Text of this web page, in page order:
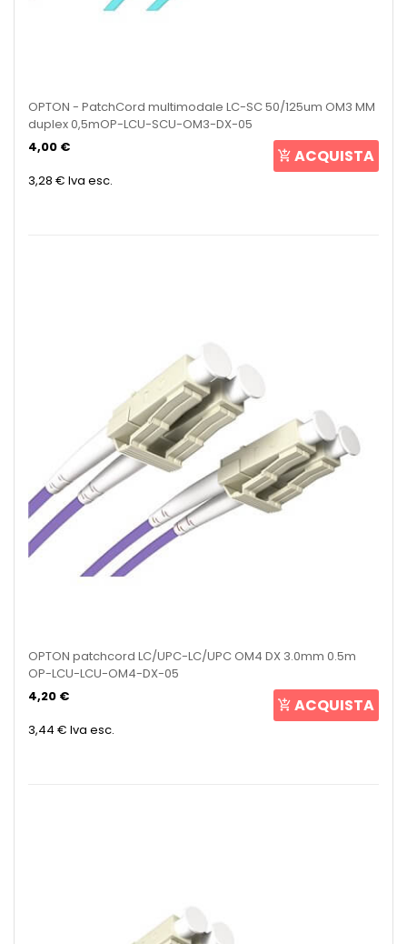
OPTON - PatchCord multimodale LC-SC 50/125um OM3 MM
duplex 0,5mOP-LCU-SCU-OM3-DX-05
4,00 €
3,28 € Iva esc.
ACQUISTA
OPTON patchcord LC/UPC-LC/UPC OM4 DX 3.0mm 0.5m
OP-LCU-LCU-OM4-DX-05
4,20 €
3,44 € Iva esc.
ACQUISTA